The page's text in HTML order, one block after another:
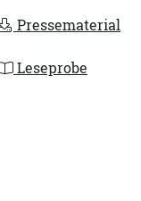
Pressematerial
Leseprobe